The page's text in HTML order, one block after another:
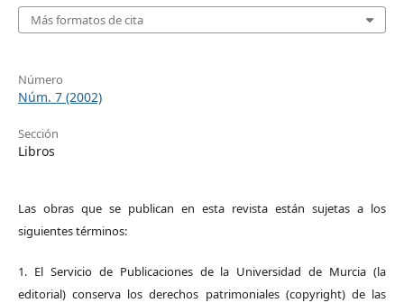
Más formatos de cita
Número
Núm. 7 (2002)
Sección
Libros
Las obras que se publican en esta revista están sujetas a los
siguientes términos:
1. El Servicio de Publicaciones de la Universidad de Murcia (la
editorial) conserva los derechos patrimoniales (copyright) de las